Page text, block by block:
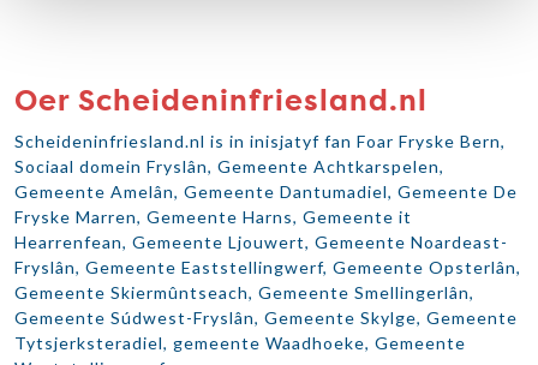
Oer Scheideninfriesland.nl
Scheideninfriesland.nl is in inisjatyf fan Foar Fryske Bern,
Sociaal domein Fryslân, Gemeente Achtkarspelen,
Gemeente Amelân, Gemeente Dantumadiel, Gemeente De
Fryske Marren, Gemeente Harns, Gemeente it
Hearrenfean, Gemeente Ljouwert, Gemeente Noardeast-
Fryslân, Gemeente Eaststellingwerf, Gemeente Opsterlân,
Gemeente Skiermûntseach, Gemeente Smellingerlân,
Gemeente Súdwest-Fryslân, Gemeente Skylge, Gemeente
Tytsjerksteradiel, gemeente Waadhoeke, Gemeente